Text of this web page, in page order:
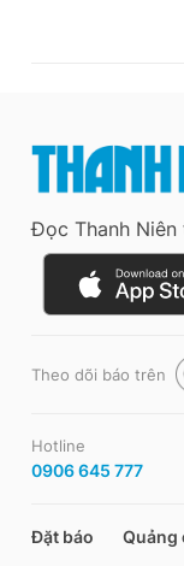
Đọc Thanh
Theo dõi báo trên
Hotline
0906 645 777
Đặt báo Quảng